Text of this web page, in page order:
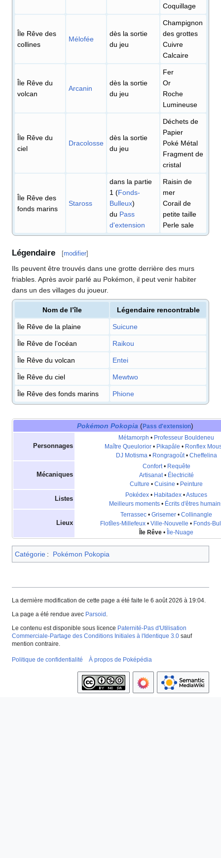
Coquillage
Île Rêve des
collines
Mélofée
dès la sortie
du jeu
Champignon
des grottes
Cuivre
Calcaire
Île Rêve du
volcan
Arcanin
dès la sortie
du jeu
Fer
Or
Roche
Lumineuse
Île Rêve du
ciel
Dracolosse
dès la sortie
du jeu
Déchets de
Papier
Poké Métal
Fragment de
cristal
Île Rêve des
fonds marins
Staross
dans la partie
1 (Fonds-
Bulleux)
du Pass
d'extension
Raisin de
mer
Corail de
petite taille
Perle sale
Légendaire [modifier]
Ils peuvent être trouvés dans une grotte derrière des murs
friables. Après avoir parlé au Pokémon, il peut venir habiter
dans un des villages du joueur.
Nom de l’île Légendaire rencontrable
Île Rêve de la plaine Suicune
Île Rêve de l’océan Raikou
Île Rêve du volcan Entei
Île Rêve du ciel Mewtwo
Île Rêve des fonds marins Phione
Pokémon Pokopia (Pass d'extension)
Personnages
Métamorph • Professeur Bouldeneu
Maître Queulorior• Pikapâle • Ronflex
DJ Motisma• Rongragoût• Cheffelina
Mécaniques
Confort• Requête
Artisanat• Électricité
Culture • Cuisine • Peinture
Listes
Pokédex • Habitadex •Astuces
Meilleurs moments • Écrits d'êtres
Lieux
Terrassec • Grisemer • Collinangle
Flotîles-Millefeux • Ville-Nouvelle • Fonds-
Île Rêve • Île-Nuage
Catégorie : Pokémon Pokopia
La dernière modification de cette page a été faite le 6 août 2026 à 19:04.
La page a été rendue avec Parsoid .
Le contenu est disponible sous licence Paternité-Pas d'Utilisation
Commerciale-Partage des Conditions Initiales à l'Identique 3.0 sauf
mention contraire.
Politique de confidentialité À propos de Poképédia